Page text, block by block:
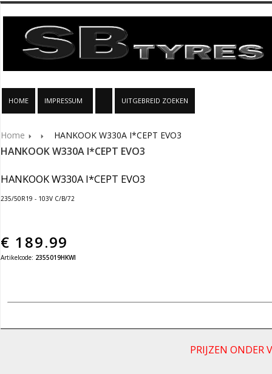
HOME IMPRESSUM UITGEBREID ZOEKEN
Home HANKOOK W330A I*CEPT EVO3
HANKOOK W330A I*CEPT EVO3
HANKOOK W330A I*CEPT EVO3
235/50R19 - 103V C/B/72
€ 189.99
Artikelcode: 2355019HKWI
PRIJZEN ONDER